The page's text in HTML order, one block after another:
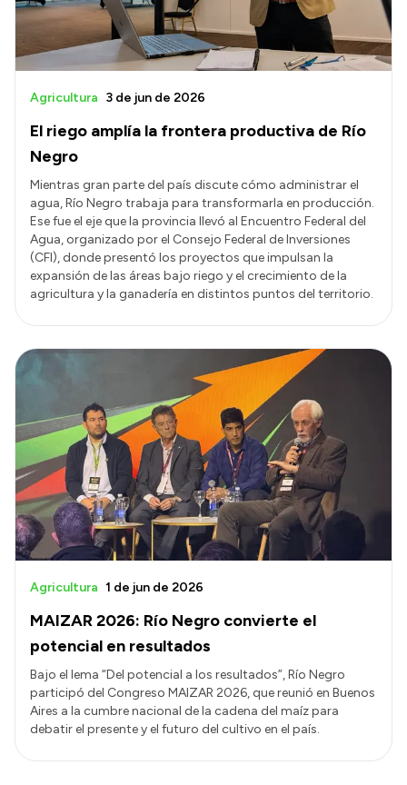
El riego amplía la frontera productiva de Río
Negro
Agricultura 3 de jun de 2026
Mientras gran parte del país discute cómo administrar el
agua, Río Negro trabaja para transformarla en producción.
Ese fue el eje que la provincia llevó al Encuentro Federal del
Agua, organizado por el Consejo Federal de Inversiones
(CFI), donde presentó los proyectos que impulsan la
expansión de las áreas bajo riego y el crecimiento de la
agricultura y la ganadería en distintos puntos del territorio.
MAIZAR 2026: Río Negro convierte el
potencial en resultados
Agricultura 1 de jun de 2026
Bajo el lema “Del potencial a los resultados”, Río Negro
participó del Congreso MAIZAR 2026, que reunió en Buenos
Aires a la cumbre nacional de la cadena del maíz para
debatir el presente y el futuro del cultivo en el país.